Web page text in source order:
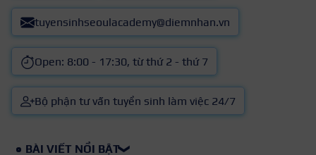
tuyensinhseoulacademy@diemnhan.vn
Open: 8:00 - 17:30, từ thứ 2 - thứ 7
Bộ phận tư vấn tuyển sinh làm việc 24/7
BÀI VIẾT NỔI BẬT❯